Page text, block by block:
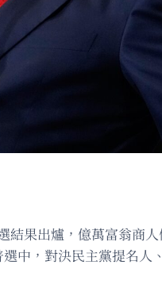
結果出爐，億萬富翁商
中，對決民主黨提名